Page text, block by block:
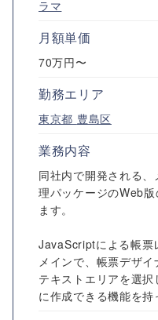
ラマ
月額単価
70万円〜
勤務エリア
東京都 豊島区
業務内容
同社内で開発される
理パッケージのWeb
ます。
JavaScriptによる帳票
メインで、帳票デザ
テキストエリアを選
に作成できる機能を持